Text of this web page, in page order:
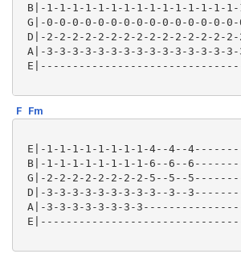
B|-1-1-1-1-1-1-1-1-1-1-1-1-1-1-
G|-0-0-0-0-0-0-0-0-0-0-0-0-0-0-
D|-2-2-2-2-2-2-2-2-2-2-2-2-2-2-
A|-3-3-3-3-3-3-3-3-3-3-3-3-3-3-
F Fm
E|-1-1-1-1-1-1-1-1-4--4--
B|-1-1-1-1-1-1-1-1-6--6--
G|-2-2-2-2-2-2-2-2-5--5--
D|-3-3-3-3-3-3-3-3-3--3--
A|-3-3-3-3-3-3-3-